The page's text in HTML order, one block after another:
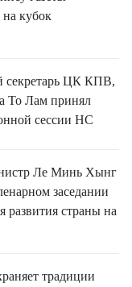
на кубок
секретарь ЦК КПВ,
То Лам принял
сессии НС
Ле Минь Хынг
заседании
развития страны на
традиции